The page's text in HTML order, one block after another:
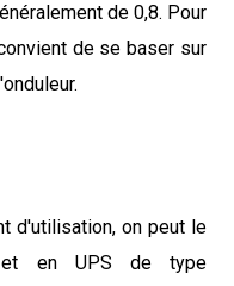
de 0,8. Pour
de se baser sur
d'utilisation, on peut le
et en UPS de type